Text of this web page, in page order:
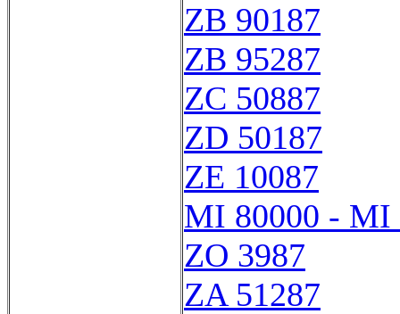
ZB 90187
ZB 95287
ZC 50887
ZD 50187
ZE 10087
MI 80000 - MI
ZO 3987
ZA 51287